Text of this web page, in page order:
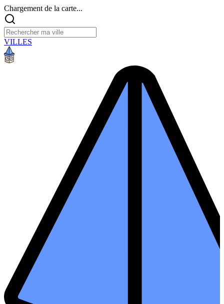
Chargement de la carte...
VILLES